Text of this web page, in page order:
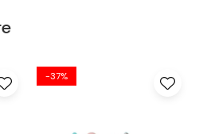
-37%